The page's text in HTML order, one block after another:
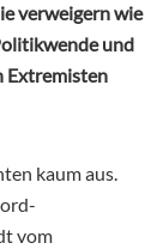
verweigern wie
und
Extremisten
kaum aus.
vom